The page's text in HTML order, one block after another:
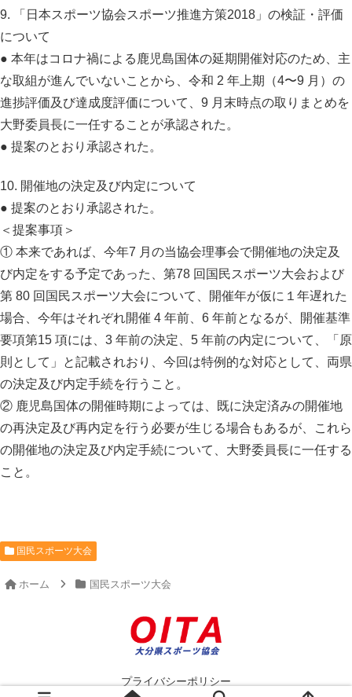
9. 「日本スポーツ協会スポーツ推進方策2018」の検証・評価
について
● 本年はコロナ禍による鹿児島国体の延期開催対応のため、主
な取組が進んでいないことから、令和 2 年上期（4〜9 月）の
進捗評価及び達成度評価について、9 月末時点の取りまとめを
大野委員長に一任することが承認された。
● 提案のとおり承認された。
10. 開催地の決定及び内定について
● 提案のとおり承認された。
＜提案事項＞
① 本来であれば、今年7 月の当協会理事会で開催地の決定及
び内定をする予定であった、第78 回国民スポーツ大会および
第 80 回国民スポーツ大会について、開催年が仮に１年遅れた
場合、今年はそれぞれ開催 4 年前、6 年前となるが、開催基準
要項第15 項には、3 年前の決定、5 年前の内定について、「原
則として」と記載されおり、今回は特例的な対応として、両県
の決定及び内定手続を行うこと。
② 鹿児島国体の開催時期によっては、既に決定済みの開催地
の再決定及び再内定を行う必要が生じる場合もあるが、これら
の開催地の決定及び内定手続について、大野委員長に一任する
こと。
国民スポーツ大会
ホーム 国民スポーツ大会
プライバシーポリシー